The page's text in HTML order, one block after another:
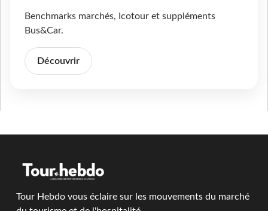
Benchmarks marchés, Icotour et suppléments
Bus&Car.
Découvrir
Tour Hebdo vous éclaire sur les mouvements du marché